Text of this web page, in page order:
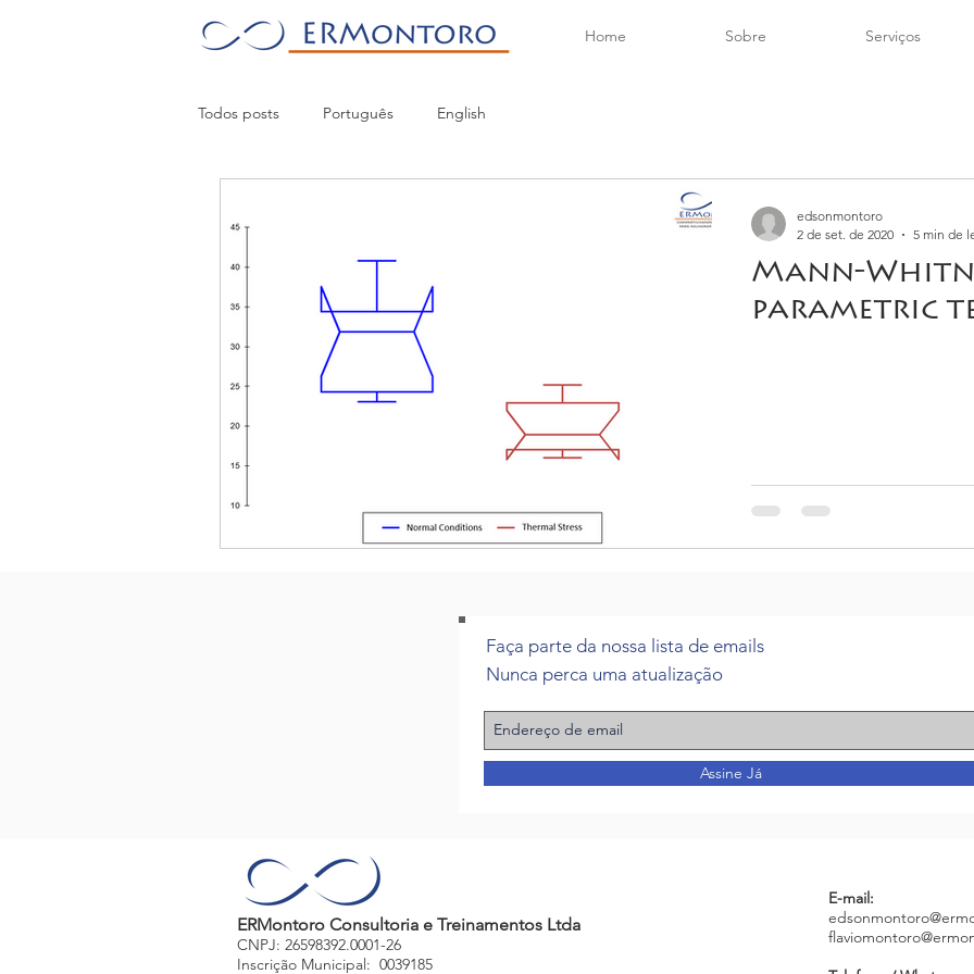
Home Sobre Serviços
Todos posts Português English
Mann-
parametric
edsonmontoro
2 de set. de 2020
5 min de
Faça parte da nossa lista de emails
Nunca perca uma atualização
Assine Já
ERMontoro Consultoria e Treinamentos Ltda
CNPJ: 26598392.0001-26
Inscrição Municipal: 0039185
E-mail: